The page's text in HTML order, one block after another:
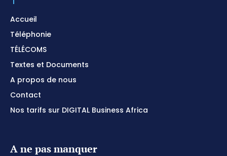
Accueil
Téléphonie
TÉLÉCOMS
Textes et Documents
A propos de nous
Contact
Nos tarifs sur DIGITAL Business Africa
A ne pas manquer